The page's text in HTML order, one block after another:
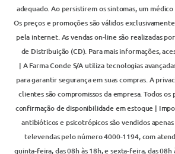
adequado. Ao persistirem os sintomas, um
Os preços e promoções são válidos
pela internet. As vendas on-line são realizadas
de Distribuição (CD). Para mais informações,
| A Farma Conde S/A utiliza tecnologias
para garantir segurança em suas compras. A
clientes são compromissos da empresa. Todos os
confirmação de disponibilidade em estoque |
antibióticos e psicotrópicos são vendidos
televendas pelo número 4000-1194, com
quinta-feira, das 08h às 18h, e sexta-feira, das